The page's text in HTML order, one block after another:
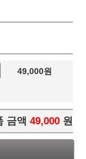
49,000원
금액 49,000 원